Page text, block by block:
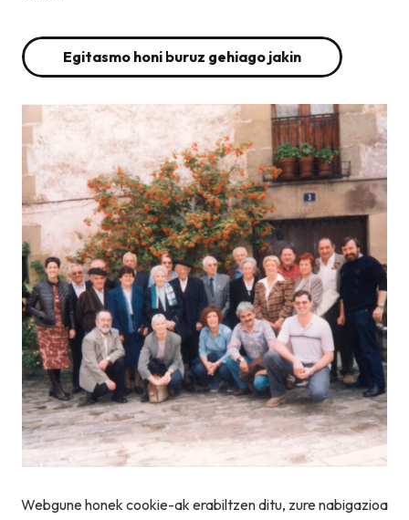
Egitasmo honi buruz gehiago jakin
Webgune honek cookie-ak erabiltzen ditu, zure nabigazioa